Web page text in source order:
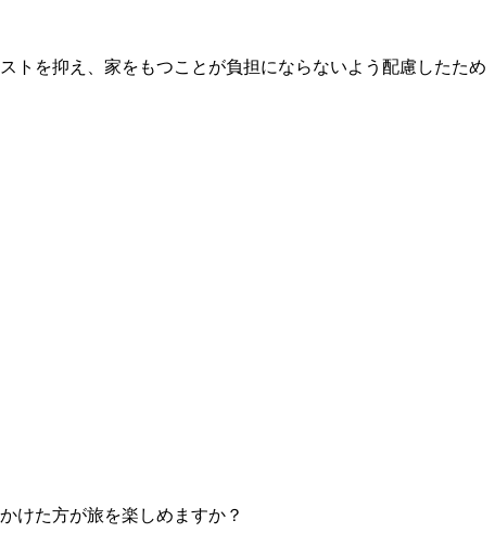
トを抑え、家をもつことが負担にならないよう配慮したため
けた方が旅を楽しめますか？